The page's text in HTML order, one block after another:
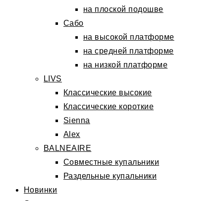
на плоской подошве
Сабо
на высокой платформе
на средней платформе
на низкой платформе
LIVS
Классические высокие
Классические короткие
Sienna
Alex
BALNEAIRE
Совместные купальники
Раздельные купальники
Новинки